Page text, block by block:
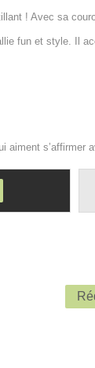
! Avec sa
fun et style. Il
aiment s’affirmer